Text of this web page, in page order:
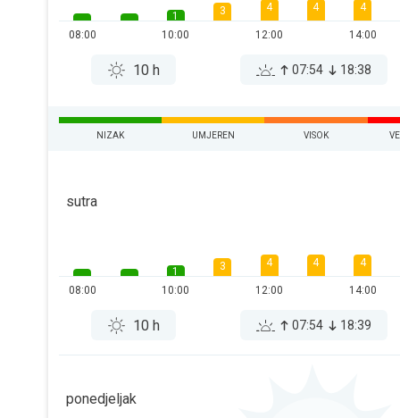
08:00
1
10:00
3 4
12:00
4 4
14:00
10 h 07:54 18:38
NIZAK UMJEREN VISOK
sutra
08:00
1
10:00
3 4
12:00
4 4
14:00
10 h 07:54 18:39
ponedjeljak